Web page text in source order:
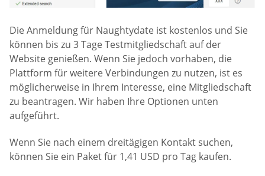
Die Anmeldung für Naughtydate ist kostenlos und Sie
können bis zu 3 Tage Testmitgliedschaft auf der
Website genießen. Wenn Sie jedoch vorhaben, die
Plattform für weitere Verbindungen zu nutzen, ist es
möglicherweise in Ihrem Interesse, eine Mitgliedschaft
zu beantragen. Wir haben Ihre Optionen unten
aufgeführt.
Wenn Sie nach einem dreitägigen Kontakt suchen,
können Sie ein Paket für 1,41 USD pro Tag kaufen.